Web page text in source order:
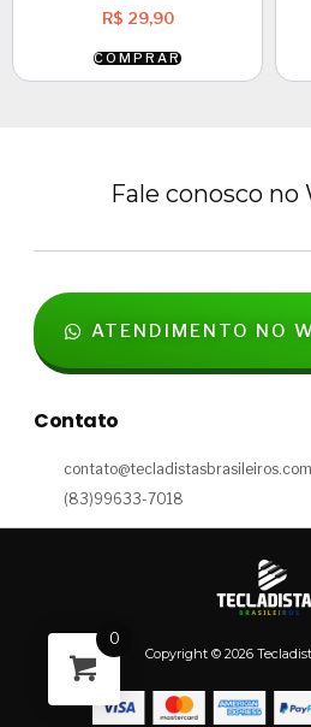
R$ 29,90
COMPRAR
Fale conosco no
ATENDIMENTO NO
Contato
contato@tecladistasbrasileiros.com
(83)99633-7018
Copyright © 2026
0